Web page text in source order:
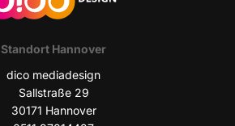
Stand­ort Hannover
dico media­de­sign
Sall­stra­ße 29
30171 Han­no­ver